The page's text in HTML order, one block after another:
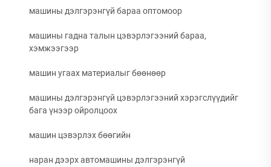
машины дэлгэрэнгүй бараа оптомоор
машины гадна талын цэвэрлэгээний бараа,
хэмжээгээр
машин угаах материалыг бөөнөөр
машины дэлгэрэнгүй цэвэрлэгээний хэрэгслүүдийг
бага үнээр ойролцоох
машин цэвэрлэх бөөгийн
наран дээрх автомашины дэлгэрэнгүй